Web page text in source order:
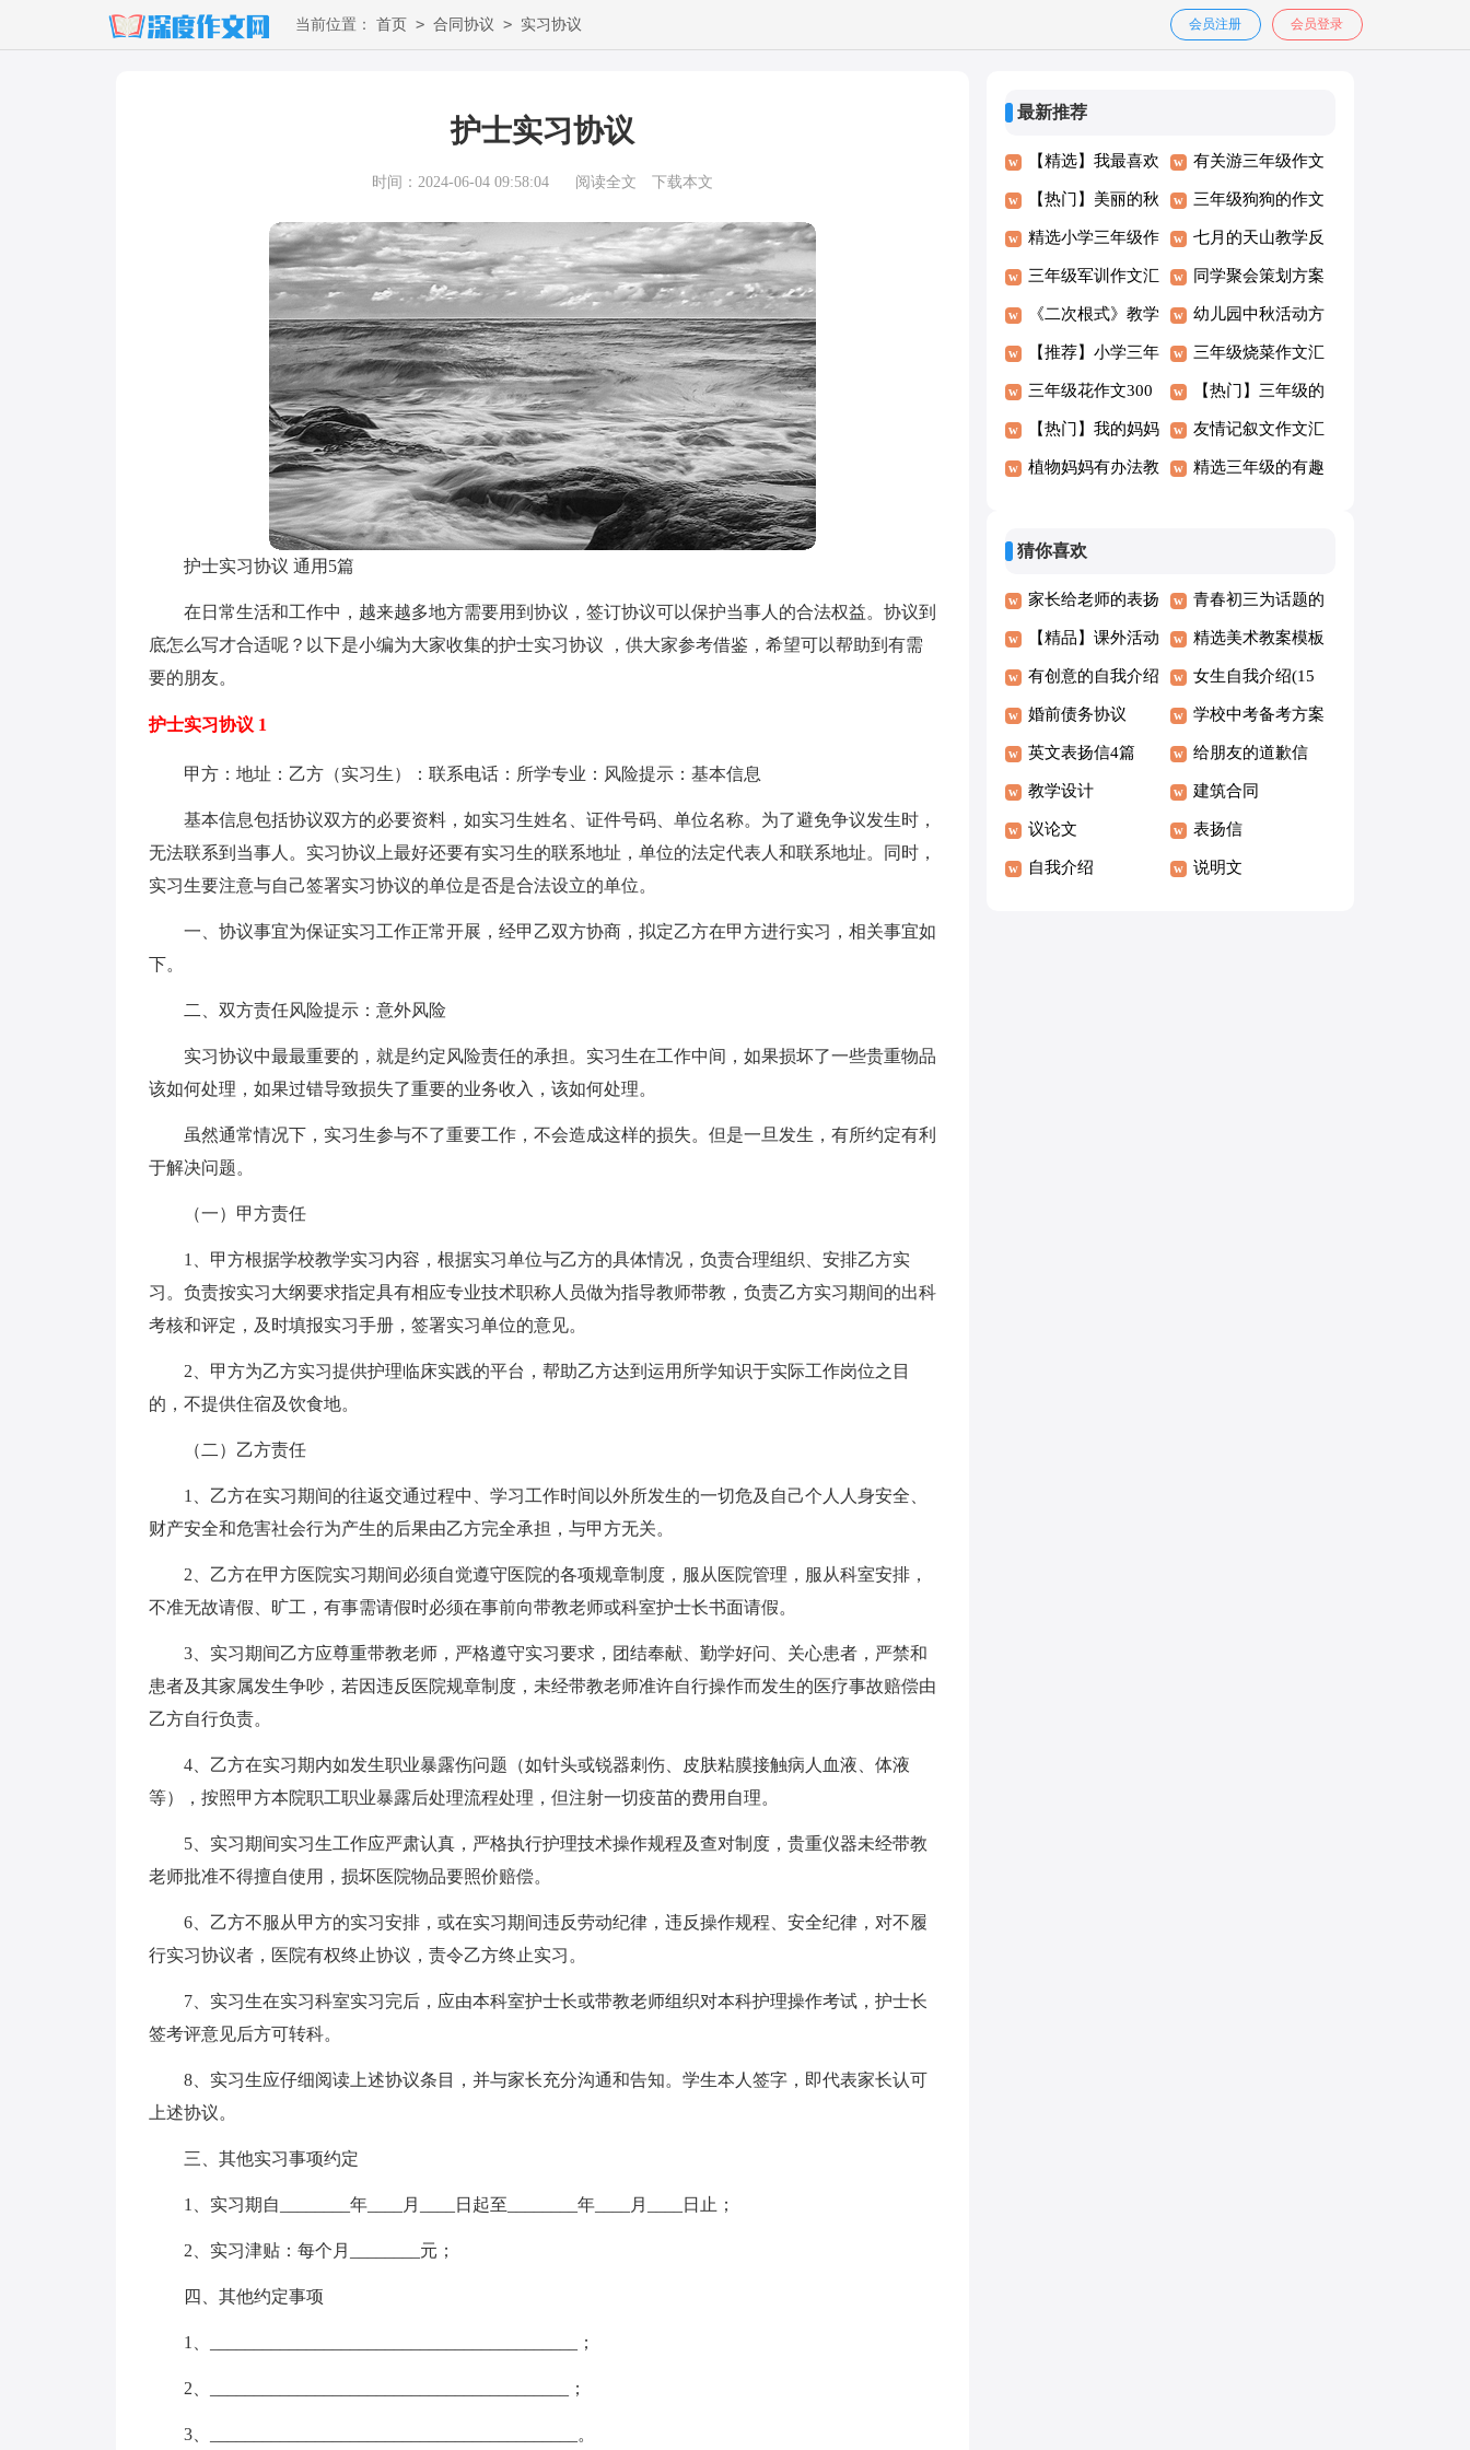
当前位置： 首页 > 合同协议 > 实习协议 会员登录
会员注册
护士实习协议
时间：2024-06-04 09:58:04 阅读全文 下载本文
护士实习协议 通用5篇
在日常生活和工作中，越来越多地方需要用到协议，签订协议可以保护当事人的合法权益。协议到
底怎么写才合适呢？以下是小编为大家收集的护士实习协议 ，供大家参考借鉴，希望可以帮助到有需
要的朋友。
护士实习协议 1
甲方：地址：乙方（实习生）：联系电话：所学专业：风险提示：基本信息
基本信息包括协议双方的必要资料，如实习生姓名、证件号码、单位名称。为了避免争议发生时，
无法联系到当事人。实习协议上最好还要有实习生的联系地址，单位的法定代表人和联系地址。同时，
实习生要注意与自己签署实习协议的单位是否是合法设立的单位。
一、协议事宜为保证实习工作正常开展，经甲乙双方协商，拟定乙方在甲方进行实习，相关事宜如
下。
二、双方责任风险提示：意外风险
实习协议中最最重要的，就是约定风险责任的承担。实习生在工作中间，如果损坏了一些贵重物品
该如何处理，如果过错导致损失了重要的业务收入，该如何处理。
虽然通常情况下，实习生参与不了重要工作，不会造成这样的损失。但是一旦发生，有所约定有利
于解决问题。
（一）甲方责任
1、甲方根据学校教学实习内容，根据实习单位与乙方的具体情况，负责合理组织、安排乙方实
习。负责按实习大纲要求指定具有相应专业技术职称人员做为指导教师带教，负责乙方实习期间的出科
考核和评定，及时填报实习手册，签署实习单位的意见。
2、甲方为乙方实习提供护理临床实践的平台，帮助乙方达到运用所学知识于实际工作岗位之目
的，不提供住宿及饮食地。
（二）乙方责任
1、乙方在实习期间的往返交通过程中、学习工作时间以外所发生的一切危及自己个人人身安全、
财产安全和危害社会行为产生的后果由乙方完全承担，与甲方无关。
2、乙方在甲方医院实习期间必须自觉遵守医院的各项规章制度，服从医院管理，服从科室安排，
不准无故请假、旷工，有事需请假时必须在事前向带教老师或科室护士长书面请假。
3、实习期间乙方应尊重带教老师，严格遵守实习要求，团结奉献、勤学好问、关心患者，严禁和
患者及其家属发生争吵，若因违反医院规章制度，未经带教老师准许自行操作而发生的医疗事故赔偿由
乙方自行负责。
4、乙方在实习期内如发生职业暴露伤问题（如针头或锐器刺伤、皮肤粘膜接触病人血液、体液
等），按照甲方本院职工职业暴露后处理流程处理，但注射一切疫苗的费用自理。
5、实习期间实习生工作应严肃认真，严格执行护理技术操作规程及查对制度，贵重仪器未经带教
老师批准不得擅自使用，损坏医院物品要照价赔偿。
6、乙方不服从甲方的实习安排，或在实习期间违反劳动纪律，违反操作规程、安全纪律，对不履
行实习协议者，医院有权终止协议，责令乙方终止实习。
7、实习生在实习科室实习完后，应由本科室护士长或带教老师组织对本科护理操作考试，护士长
签考评意见后方可转科。
8、实习生应仔细阅读上述协议条目，并与家长充分沟通和告知。学生本人签字，即代表家长认可
上述协议。
三、其他实习事项约定
1、实习期自________年____月____日起至________年____月____日止；
2、实习津贴：每个月________元；
四、其他约定事项
1、__________________________________________；
2、_________________________________________；
3、__________________________________________。
最新推荐
【精选】我最喜欢
的三年级作文汇总
7篇
有关游三年级作文
10篇
【热门】美丽的秋
天三年级作文汇编
6篇
三年级狗狗的作文
汇总8篇
精选小学三年级作
文300字汇总7篇
七月的天山教学反
思
三年级军训作文汇
编10篇
同学聚会策划方案
(集合15篇)
《二次根式》教学
反思
幼儿园中秋活动方
案
【推荐】小学三年
级作文3篇
三年级烧菜作文汇
编六篇
三年级花作文300
字五篇
【热门】三年级的
作文汇总9篇
【热门】我的妈妈
三年级作文300字
友情记叙文作文汇
编5篇
植物妈妈有办法教 精选三年级的有趣
猜你喜欢
家长给老师的表扬
信集锦15篇
青春初三为话题的
作文
【精品】课外活动
计划锦集7篇
精选美术教案模板
汇编8篇
有创意的自我介绍
15篇
女生自我介绍(15
篇)
婚前债务协议 学校中考备考方案
英文表扬信4篇 给朋友的道歉信
【热】
教学设计 建筑合同
议论文 表扬信
自我介绍 说明文